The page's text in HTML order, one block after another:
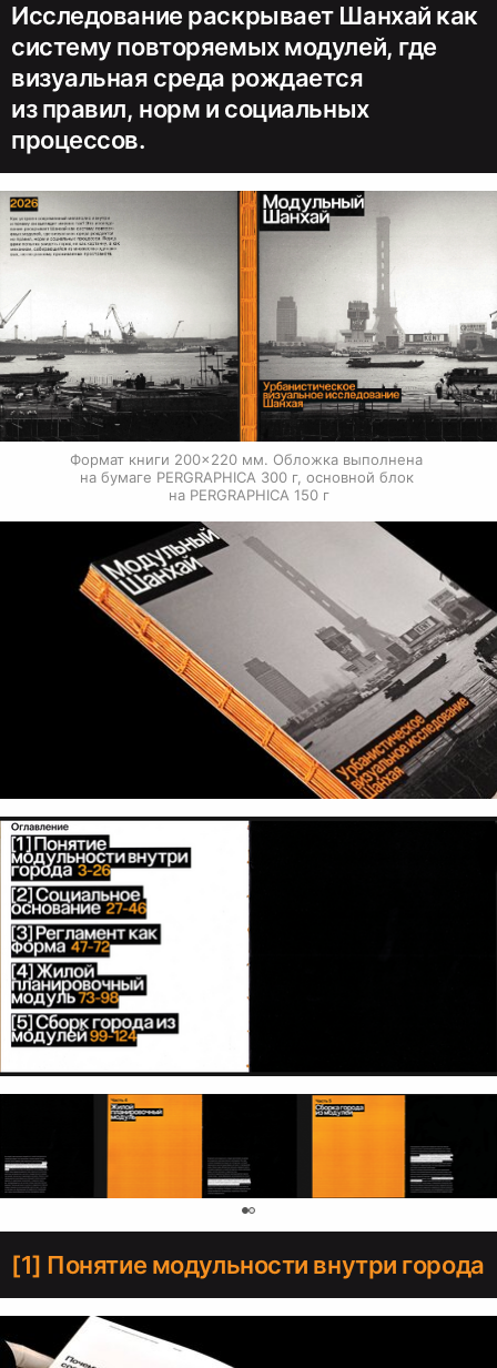
Исследование раскрывает Шанхай как
систему повторяемых модулей, где
визуальная среда рождается
из правил, норм и социальных
процессов.
Формат книги 200×220 мм. Обложка выполнена
на бумаге PERGRAPHICA 300 г, основной блок
на PERGRAPHICA 150 г
[1] Понятие модульности внутри города